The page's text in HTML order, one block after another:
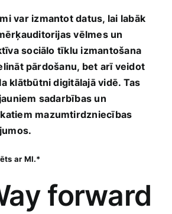
var izmantot datus, lai labāk
vēlmes un
sociālo tīklu izmantošana
pārdošanu, bet arī veidot
klātbūtni digitālajā vidē. ⁣Tas
sadarbības un
mazumtirdzniecības
ar ⁣MI.*
forward